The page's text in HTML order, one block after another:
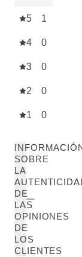
5 1
4 0
3 0
2 0
1 0
SOBRE
LA
DE
LAS
OPINIONES
DE
LOS
CLIENTES